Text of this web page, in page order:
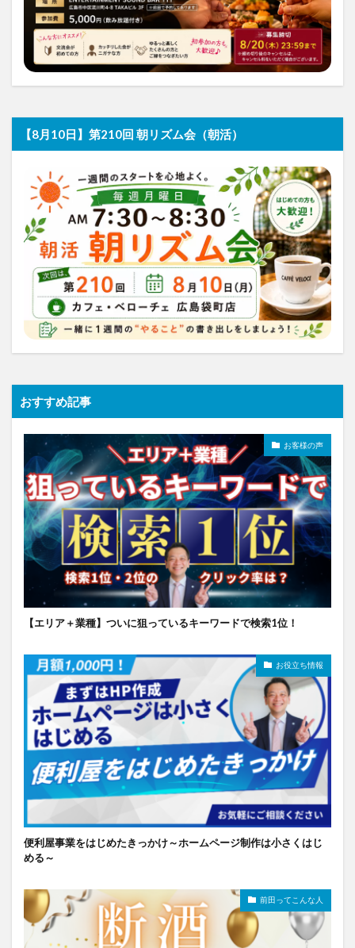
【8月10日】第210回 朝リズム会（朝活）
おすすめ記事
お客様の声
【エリア＋業種】ついに狙っているキーワードで検索1位！
お役立ち情報
便利屋事業をはじめたきっかけ～ホームページ制作は小さくはじ
める～
前田ってこんな人